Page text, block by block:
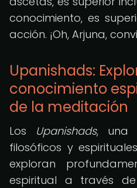
conocimiento, es
acción. ¡Oh, Arjuna,
Upanishads:
conocimiento
de la meditación
Los Upanishads, una
filosóficos y
exploran
espiritual a través